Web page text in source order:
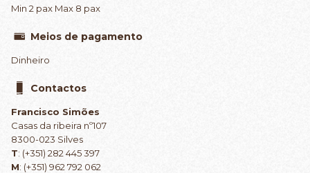
Min 2 pax Max 8 pax
Meios de pagamento
Dinheiro
Contactos
Francisco Simões
Casas da ribeira nº107
8300-023 Silves
T: (+351) 282 445 397
M: (+351) 962 792 062